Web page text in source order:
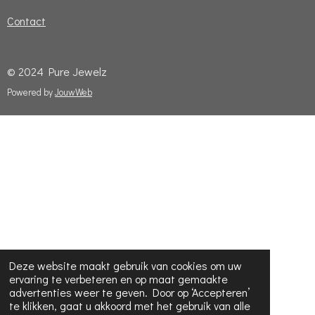
Deze website maakt gebruik van cookies om uw
ervaring te verbeteren en op maat gemaakte
advertenties weer te geven. Door op ‘Accepteren’
te klikken, gaat u akkoord met het gebruik van alle
Contact
© 2024 Pure Jewelz
Powered byJouwWeb